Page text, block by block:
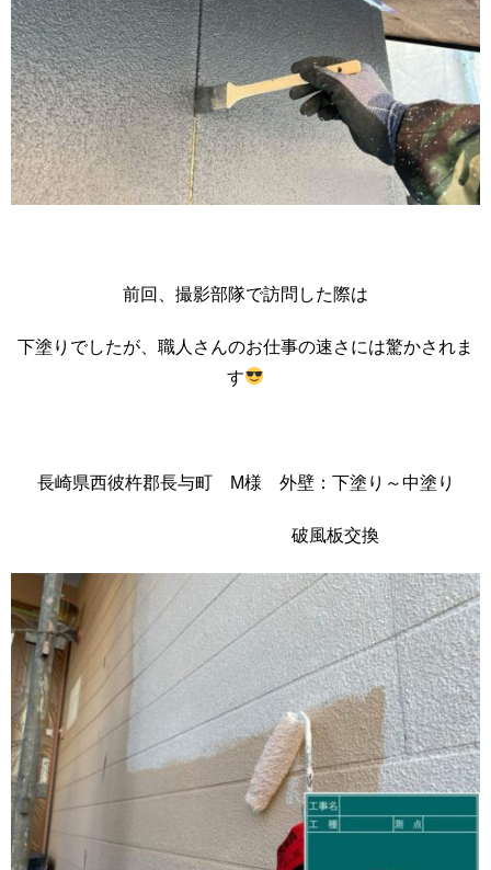
前回、撮影部隊で訪問した際は
下塗りでしたが、職人さんのお仕事の速さには驚かされま
す
長崎県西彼杵郡長与町 M様 外壁：下塗り～中塗り
破風板交換